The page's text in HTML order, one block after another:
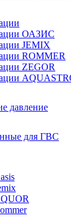
ОАЗИС
JEMIX
ROMMER
ZEGOR
давление
для ГВС